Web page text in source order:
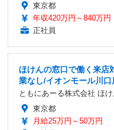
東京都
年収420万円～840万円
正社員
ほけんの窓口で働く来店
業なし/イオンモール川口
ともにあーる株式会社 ほ
東京都
月給25万円～50万円